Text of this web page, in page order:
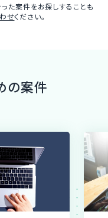
た案件をお探しすることも
せください。
の案件